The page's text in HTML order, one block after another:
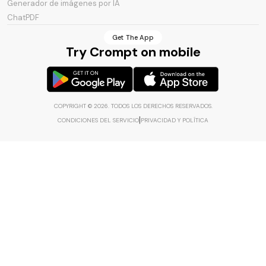
Generador de imágenes por IA
ChatPDF
Get The App
Try Crompt on mobile
COPYRIGHT © 2026. TODOS LOS DERECHOS RESERVADOS.
CONDICIONES DEL SERVICIO|PRIVACIDAD Y POLÍTICA